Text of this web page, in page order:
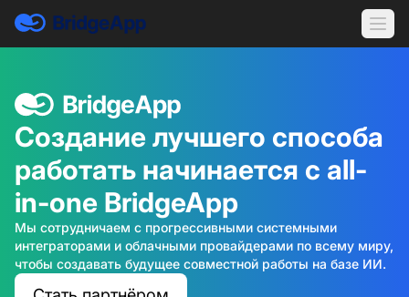
Создание лучшего способа
работать начинается с all-
in-one BridgeApp
Мы сотрудничаем с прогрессивными системными
интеграторами и облачными провайдерами по всему миру,
чтобы создавать будущее совместной работы на базе ИИ.